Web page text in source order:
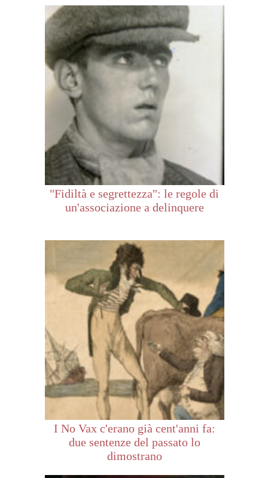
"Fidiltà e segrettezza": le regole di
un'associazione a delinquere
I No Vax c'erano già cent'anni fa:
due sentenze del passato lo
dimostrano